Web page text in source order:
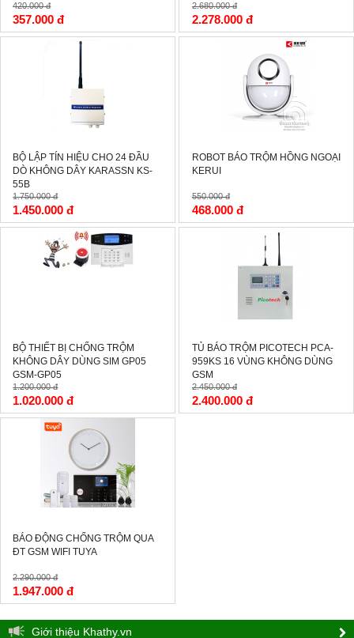
420.000 đ
357.000 đ
2.680.000 đ
2.278.000 đ
BỘ LẬP TÍN HIỆU CHO 24 ĐẦU
DÒ KHÔNG DÂY KARASSN KS-
55B
1.750.000 đ
1.450.000 đ
ROBOT BÁO TRỘM HỒNG NGOẠI
KERUI
550.000 đ
468.000 đ
BỘ THIẾT BỊ CHỐNG TRỘM
KHÔNG DÂY DÙNG SIM GP05
GSM-GP05
1.200.000 đ
1.020.000 đ
TỦ BÁO TRỘM PICOTECH PCA-
959KS 16 VÙNG KHÔNG DÙNG
GSM
2.450.000 đ
2.400.000 đ
BÁO ĐỘNG CHỐNG TRỘM QUA
ĐT GSM WIFI TUYA
2.290.000 đ
1.947.000 đ
Giới thiệu Khathy.vn